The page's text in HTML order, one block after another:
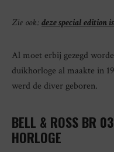
Zie ook:deze special edition
Al moet erbij gezegd
duikhorloge al maakte in
werd de diver geboren.
BELL & ROSS BR
HORLOGE